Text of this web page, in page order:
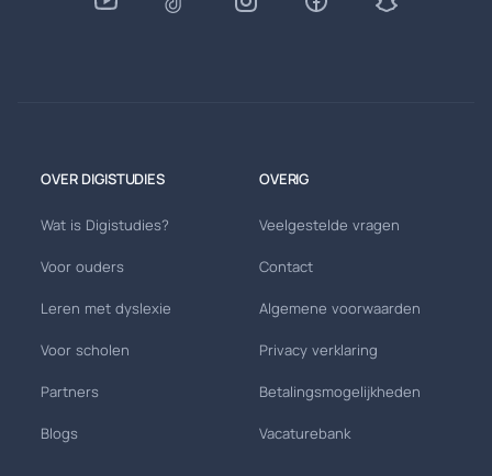
OVER DIGISTUDIES
Wat is Digistudies?
Voor ouders
Leren met dyslexie
Voor scholen
Partners
Blogs
OVERIG
Veelgestelde vragen
Contact
Algemene voorwaarden
Privacy verklaring
Betalingsmogelijkheden
Vacaturebank